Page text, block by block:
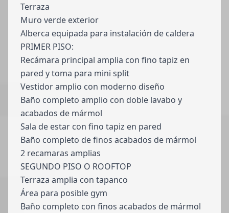
Terraza
Muro verde exterior
Alberca equipada para instalación de caldera
PRIMER PISO:
Recámara principal amplia con fino tapiz en
pared y toma para mini split
Vestidor amplio con moderno diseño
Baño completo amplio con doble lavabo y
acabados de mármol
Sala de estar con fino tapiz en pared
Baño completo de finos acabados de mármol
2 recamaras amplias
SEGUNDO PISO O ROOFTOP
Terraza amplia con tapanco
Área para posible gym
Baño completo con finos acabados de mármol